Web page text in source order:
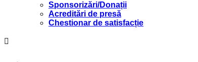
Sponsorizări/Donații
Acreditări de presă
Chestionar de satisfacție